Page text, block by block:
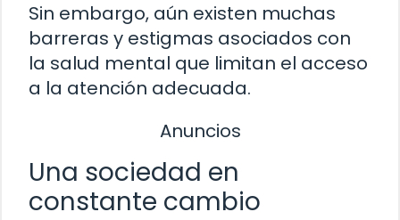
Sin embargo, aún existen muchas
barreras y estigmas asociados con
la salud mental que limitan el acceso
a la atención adecuada.
Anuncios
Una sociedad en
constante cambio